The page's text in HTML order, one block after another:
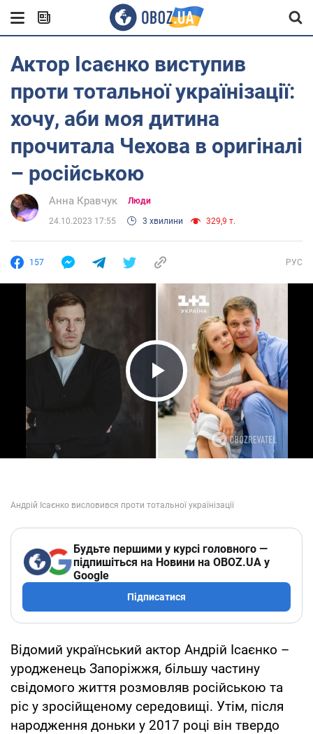
Актор Ісаєнко виступив
проти тотальної українізації:
хочу, аби моя дитина
прочитала Чехова в оригіналі
– російською
Анна Кравчук Люди
24.10.2023 17:55 3 хвилини 329,9 т.
157 РУС
Play Video
Будьте першими у курсі головного —
підпишіться на Новини на OBOZ.UA у
Google
Підписатися
Відомий український актор Андрій Ісаєнко –
уродженець Запоріжжя, більшу частину
свідомого життя розмовляв російською та
ріс у зросійщеному середовищі. Утім, після
народження доньки у 2017 році він твердо